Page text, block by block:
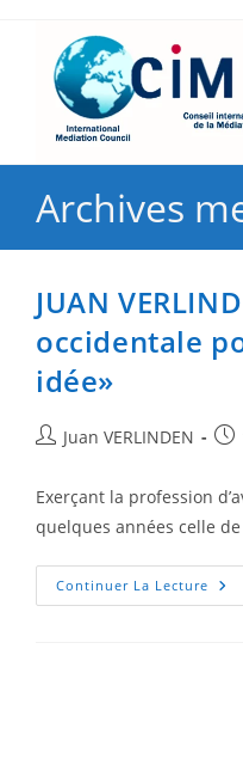
Archives
JUAN
occidentale
idée»
Juan VERLINDEN
Exerçant la profession
quelques années celle
Continuer La Lecture